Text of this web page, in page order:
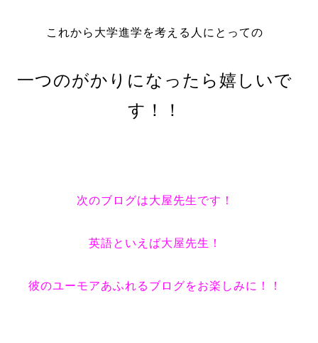
これから大学進学を考える人にとっての
一つのがかりになったら嬉しいで
す！！
次のブログは大屋先生です！
英語といえば大屋先生！
彼のユーモアあふれるブログをお楽しみに！！